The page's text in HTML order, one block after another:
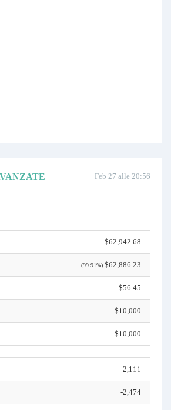
Feb 27 alle 20:56
$62,942.68
(99.91%) $62,886.23
-$56.45
$10,000
$10,000
2,111
-2,474